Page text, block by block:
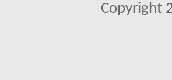
Copyright